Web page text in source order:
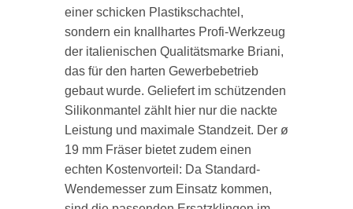
einer schicken Plastikschachtel,
sondern ein knallhartes Profi-Werkzeug
der italienischen Qualitätsmarke Briani,
das für den harten Gewerbebetrieb
gebaut wurde. Geliefert im schützenden
Silikonmantel zählt hier nur die nackte
Leistung und maximale Standzeit. Der ø
19 mm Fräser bietet zudem einen
echten Kostenvorteil: Da Standard-
Wendemesser zum Einsatz kommen,